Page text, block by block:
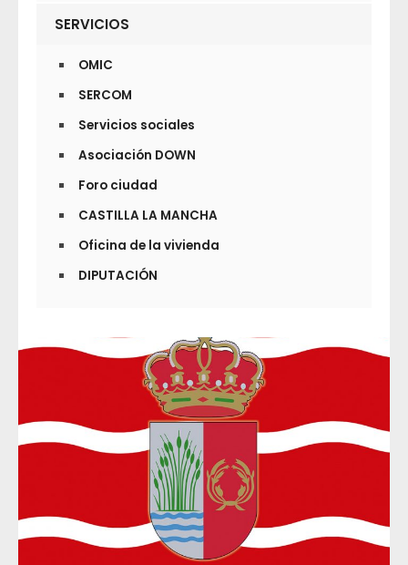
SERVICIOS
OMIC
SERCOM
Servicios sociales
Asociación DOWN
Foro ciudad
CASTILLA LA MANCHA
Oficina de la vivienda
DIPUTACIÓN